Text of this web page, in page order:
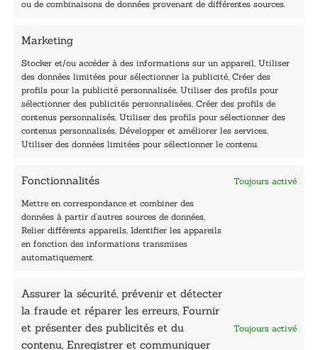
ou de combinaisons de données provenant de différentes sources.
Marketing
Stocker et/ou accéder à des informations sur un appareil, Utiliser
des données limitées pour sélectionner la publicité, Créer des
profils pour la publicité personnalisée, Utiliser des profils pour
sélectionner des publicités personnalisées, Créer des profils de
contenus personnalisés, Utiliser des profils pour sélectionner des
contenus personnalisés, Développer et améliorer les services,
Utiliser des données limitées pour sélectionner le contenu.
Fonctionnalités Toujours activé
Mettre en correspondance et combiner des
données à partir d’autres sources de données,
Relier différents appareils, Identifier les appareils
en fonction des informations transmises
automatiquement.
Assurer la sécurité, prévenir et détecter
la fraude et réparer les erreurs, Fournir
et présenter des publicités et du
contenu, Enregistrer et communiquer
Toujours activé
40, rue du Louvre 75001 Paris
Horaires du standard
De mardi à vendredi :
9h - 12h et 13h30 - 16h30
Lundi, samedi et dimanche : fermé
Navigation
Accueil
Les Plumes du Lys Bleu
Prix sciences humaines et sociales
Nos collections
Nos auteurs
Catalogue
Sciences humaines
Pratique
Le Petit Lys
Données légales